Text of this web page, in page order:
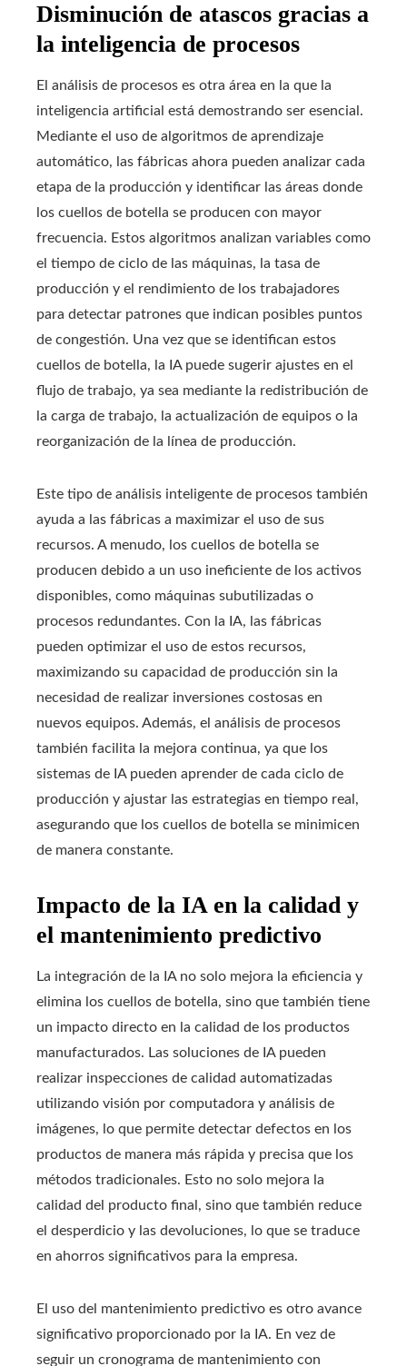
Disminución de atascos gracias a
la inteligencia de procesos
El análisis de procesos es otra área en la que la
inteligencia artificial está demostrando ser esencial.
Mediante el uso de algoritmos de aprendizaje
automático, las fábricas ahora pueden analizar cada
etapa de la producción y identificar las áreas donde
los cuellos de botella se producen con mayor
frecuencia. Estos algoritmos analizan variables como
el tiempo de ciclo de las máquinas, la tasa de
producción y el rendimiento de los trabajadores
para detectar patrones que indican posibles puntos
de congestión. Una vez que se identifican estos
cuellos de botella, la IA puede sugerir ajustes en el
flujo de trabajo, ya sea mediante la redistribución de
la carga de trabajo, la actualización de equipos o la
reorganización de la línea de producción.
Este tipo de análisis inteligente de procesos también
ayuda a las fábricas a maximizar el uso de sus
recursos. A menudo, los cuellos de botella se
producen debido a un uso ineficiente de los activos
disponibles, como máquinas subutilizadas o
procesos redundantes. Con la IA, las fábricas
pueden optimizar el uso de estos recursos,
maximizando su capacidad de producción sin la
necesidad de realizar inversiones costosas en
nuevos equipos. Además, el análisis de procesos
también facilita la mejora continua, ya que los
sistemas de IA pueden aprender de cada ciclo de
producción y ajustar las estrategias en tiempo real,
asegurando que los cuellos de botella se minimicen
de manera constante.
Impacto de la IA en la calidad y
el mantenimiento predictivo
La integración de la IA no solo mejora la eficiencia y
elimina los cuellos de botella, sino que también tiene
un impacto directo en la calidad de los productos
manufacturados. Las soluciones de IA pueden
realizar inspecciones de calidad automatizadas
utilizando visión por computadora y análisis de
imágenes, lo que permite detectar defectos en los
productos de manera más rápida y precisa que los
métodos tradicionales. Esto no solo mejora la
calidad del producto final, sino que también reduce
el desperdicio y las devoluciones, lo que se traduce
en ahorros significativos para la empresa.
El uso del mantenimiento predictivo es otro avance
significativo proporcionado por la IA. En vez de
seguir un cronograma de mantenimiento con